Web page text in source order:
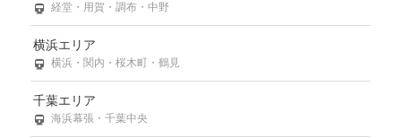
経堂・用賀・調布・中野
横浜エリア
横浜・関内・桜木町・鶴見
千葉エリア
海浜幕張・千葉中央